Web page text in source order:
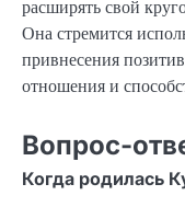
расширять свой
Она стремится
привнесения
отношения и
Вопрос-
Когда родилась